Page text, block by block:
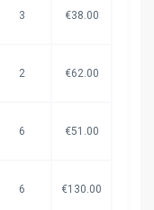
3 €38.00
2 €62.00
6 €51.00
6 €130.00